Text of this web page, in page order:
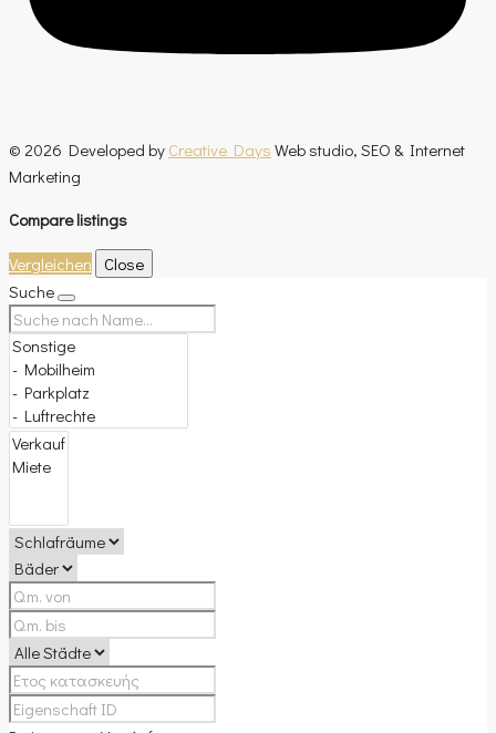
© 2026 Developed by Creative Days Web studio, SEO & Internet
Marketing
Compare listings
Vergleichen
Close
Suche